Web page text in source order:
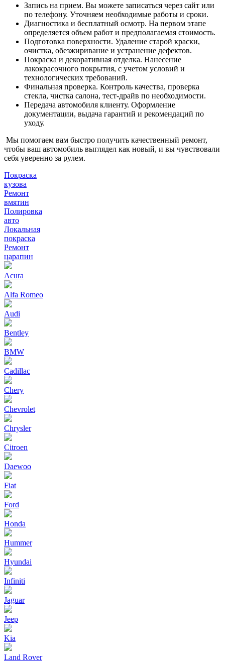
Запись на прием. Вы можете записаться через сайт или
по телефону. Уточняем необходимые работы и сроки.
Диагностика и бесплатный осмотр. На первом этапе
определяется объем работ и предполагаемая стоимость.
Подготовка поверхности. Удаление старой краски,
очистка, обезжиривание и устранение дефектов.
Покраска и декоративная отделка. Нанесение
лакокрасочного покрытия, с учетом условий и
технологических требований.
Финальная проверка. Контроль качества, проверка
стекла, чистка салона, тест-драйв по необходимости.
Передача автомобиля клиенту. Оформление
документации, выдача гарантий и рекомендаций по
уходу.
Мы помогаем вам быстро получить качественный ремонт,
чтобы ваш автомобиль выглядел как новый, и вы чувствовали
себя уверенно за рулем.
Покраска
кузова
Ремонт
вмятин
Полировка
авто
Локальная
покраска
Ремонт
царапин
Acura
Alfa Romeo
Audi
Bentley
BMW
Cadillac
Chery
Chevrolet
Chrysler
Citroen
Daewoo
Fiat
Ford
Honda
Hummer
Hyundai
Infiniti
Jaguar
Jeep
Kia
Land Rover